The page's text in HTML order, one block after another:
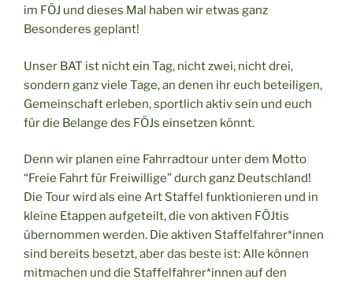
im FÖJ und dieses Mal haben wir etwas ganz
Besonderes geplant!
Unser BAT ist nicht ein Tag, nicht zwei, nicht drei,
sondern ganz viele Tage, an denen ihr euch beteiligen,
Gemeinschaft erleben, sportlich aktiv sein und euch
für die Belange des FÖJs einsetzen könnt.
Denn wir planen eine Fahrradtour unter dem Motto
“Freie Fahrt für Freiwillige” durch ganz Deutschland!
Die Tour wird als eine Art Staffel funktionieren und in
kleine Etappen aufgeteilt, die von aktiven FÖJtis
übernommen werden. Die aktiven Staffelfahrer*innen
sind bereits besetzt, aber das beste ist: Alle können
mitmachen und die Staffelfahrer*innen auf den